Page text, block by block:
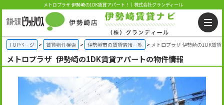
メトロプラザ 伊勢崎の1DK賃貸アパート！｜株式会社グランディール
TOPページ 賃貸物件検索 伊勢崎市の賃貸情報一覧 メトロプラザ 伊勢崎の1DK賃貸
メトロプラザ 伊勢崎の1DK賃貸アパートの物件情報